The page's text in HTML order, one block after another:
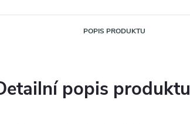
POPIS PRODUKTU
popis produktu